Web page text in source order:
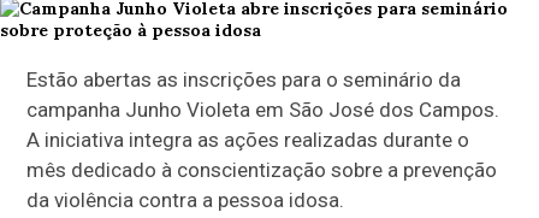
Estão abertas as inscrições para o seminário da
campanha Junho Violeta em São José dos Campos.
A iniciativa integra as ações realizadas durante o
mês dedicado à conscientização sobre a prevenção
da violência contra a pessoa idosa.